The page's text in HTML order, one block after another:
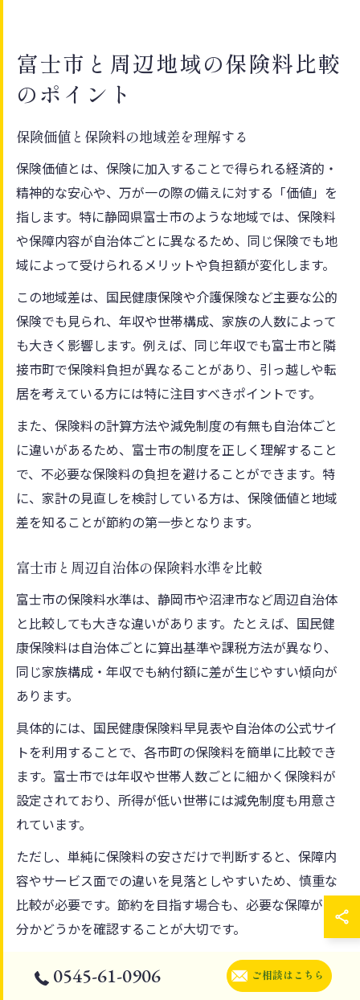
富士市と周辺地域の保険料比較
のポイント
保険価値と保険料の地域差を理解する
保険価値とは、保険に加入することで得られる経済的・
精神的な安心や、万が一の際の備えに対する「価値」を
指します。特に静岡県富士市のような地域では、保険料
や保障内容が自治体ごとに異なるため、同じ保険でも地
域によって受けられるメリットや負担額が変化します。
この地域差は、国民健康保険や介護保険など主要な公的
保険でも見られ、年収や世帯構成、家族の人数によって
も大きく影響します。例えば、同じ年収でも富士市と隣
接市町で保険料負担が異なることがあり、引っ越しや転
居を考えている方には特に注目すべきポイントです。
また、保険料の計算方法や減免制度の有無も自治体ごと
に違いがあるため、富士市の制度を正しく理解すること
で、不必要な保険料の負担を避けることができます。特
に、家計の見直しを検討している方は、保険価値と地域
差を知ることが節約の第一歩となります。
富士市と周辺自治体の保険料水準を比較
富士市の保険料水準は、静岡市や沼津市など周辺自治体
と比較しても大きな違いがあります。たとえば、国民健
康保険料は自治体ごとに算出基準や課税方法が異なり、
同じ家族構成・年収でも納付額に差が生じやすい傾向が
あります。
具体的には、国民健康保険料早見表や自治体の公式サイ
トを利用することで、各市町の保険料を簡単に比較でき
ます。富士市では年収や世帯人数ごとに細かく保険料が
設定されており、所得が低い世帯には減免制度も用意さ
れています。
ただし、単純に保険料の安さだけで判断すると、保障内
容やサービス面での違いを見落としやすいため、慎重な
比較が必要です。節約を目指す場合も、必要な保障が十
分かどうかを確認することが大切です。
国民健康保険料を地域別にチェック
0545-61-0906 ご相談はこちら